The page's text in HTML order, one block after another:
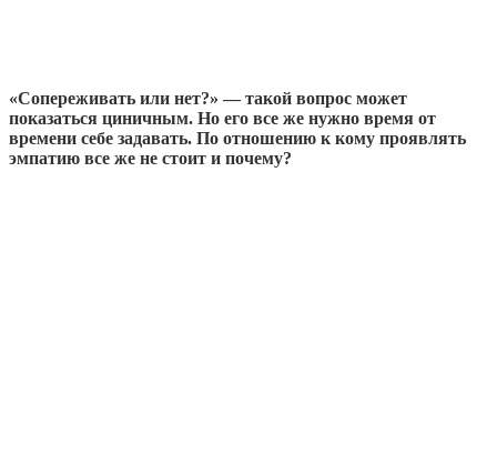
«Сопереживать или нет?» — такой вопрос может
показаться циничным. Но его все же нужно время от
времени себе задавать. По отношению к кому проявлять
эмпатию все же не стоит и почему?